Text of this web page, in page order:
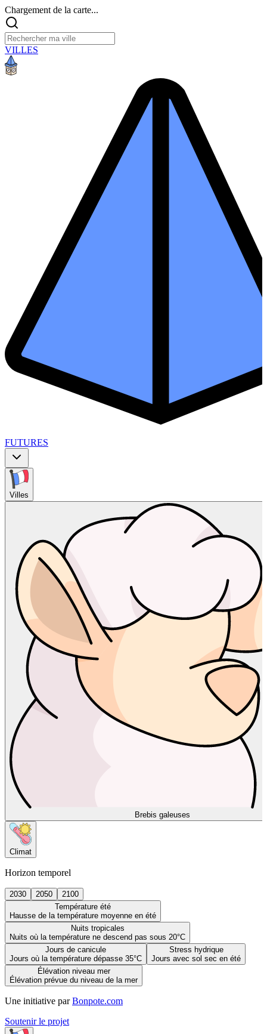
Chargement de la carte...
VILLES
FUTURES
Villes
Brebis galeuses
Climat
Horizon temporel
2030 2050
2100
Température été
Hausse de la température moyenne en été
Nuits tropicales
Nuits où la température ne descend pas sous 20°C
Jours de canicule
Jours où la température dépasse 35°C
Stress hydrique
Jours avec sol sec en été
Élévation niveau mer
Élévation prévue du niveau de la mer
Une initiative par Bonpote.com
Soutenir le projet